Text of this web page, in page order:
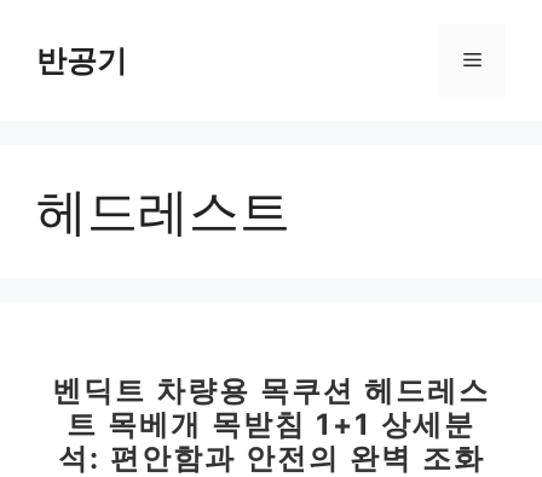
반공기 메
헤드레스트
벤딕트 차량용 목쿠션 헤드레스
트 목베개 목받침 1+1 상세분
석: 편안함과 안전의 완벽 조화